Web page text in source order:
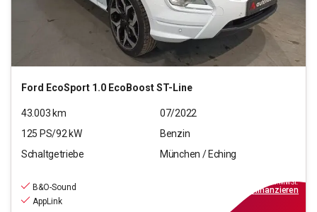
Ford EcoSport 1.0 EcoBoost ST-Line
43.003 km
07/2022
125 PS/92 kW
Benzin
Schaltgetriebe
München / Eching
B&O-Sound
AppLink
inkl.MwSt.
finanzieren